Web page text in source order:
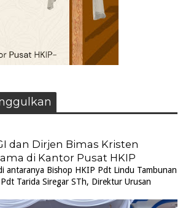
dan Dirjen Bimas Kristen
di Kantor Pusat HKIP
antaranya Bishop HKIP Pdt Lindu Tambunan
Tarida Siregar STh, Direktur Urusan